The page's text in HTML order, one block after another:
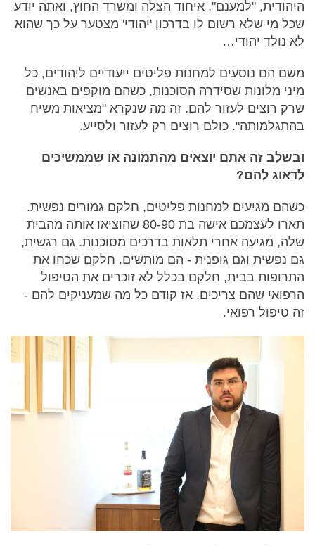
היהודית, "למענם", איחוד הצלה ומשרד החוץ, ואתה יודע
שכל מי שלא רשום לו בדרכון 'יהודי' מצטער על כך שהוא
לא נולד יהודי…
משם הם נוסעים למחנות פליטים ייעודיים ליהודים, כל
מיני מלונות שסידרה הסוכנות, כשהם מוקפים באנשים
שרק רוצים לעזור להם. זה מה שנקרא "מציאות משיח
בהתגלמותה". כולם רוצים רק לעזור ולסייע.
ובשלב זה אתם יוצאים מהתמונה או שממשיכים
לדאוג להם?
כשהם מגיעים למחנות פליטים, חלקם גמורים נפשית.
תארו לעצמכם אישה בת 80-90 שהוציאו אותה מהבית
שלה, מגיעה אחרי תלאות בדרכים מסוכנות. גם רגשית,
גם נפשית וגם גופנית - הם מותשים. חלקם שכחו את
התרופות בבית, חלקם בכלל לא זוכרים את הטיפול
הרפואי שהם צריכים. אז קודם כל מה שמעניקים להם -
זה טיפול רפואי.